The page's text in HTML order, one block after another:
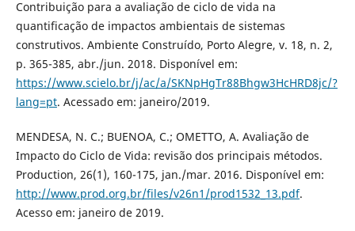
Contribuição para a avaliação de ciclo de vida na
quantificação de impactos ambientais de sistemas
construtivos. Ambiente Construído, Porto Alegre, v. 18, n. 2,
p. 365-385, abr./jun. 2018. Disponível em:
https://www.scielo.br/j/ac/a/SKNpHgTr88Bhgw3HcHRD8jc/?
lang=pt. Acessado em: janeiro/2019.
MENDESA, N. C.; BUENOA, C.; OMETTO, A. Avaliação de
Impacto do Ciclo de Vida: revisão dos principais métodos.
Production, 26(1), 160-175, jan./mar. 2016. Disponível em:
http://www.prod.org.br/files/v26n1/prod1532_13.pdf.
Acesso em: janeiro de 2019.